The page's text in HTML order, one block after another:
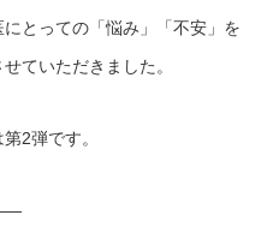
にとっての「悩み」「不安」を
ていただきました。
2弾です。